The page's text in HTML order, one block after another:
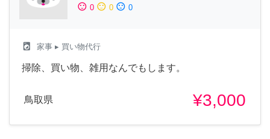
sentiment_satisfied 0 sentiment_neutral 0 sentiment_dissatisfied 0
local_laundry_service 家事 ▸ 買い物代行
掃除、買い物、雑用なんでもします。
鳥取県 ¥3,000